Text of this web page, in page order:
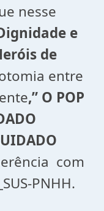
nesse
e
de
entre
,” O POP
com
PNHH.